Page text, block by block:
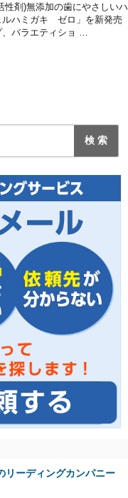
性剤)無添加の歯にやさしいハ
ハミガキ ゼロ」を新発売
バラエティショ …
リーディングカンパニー